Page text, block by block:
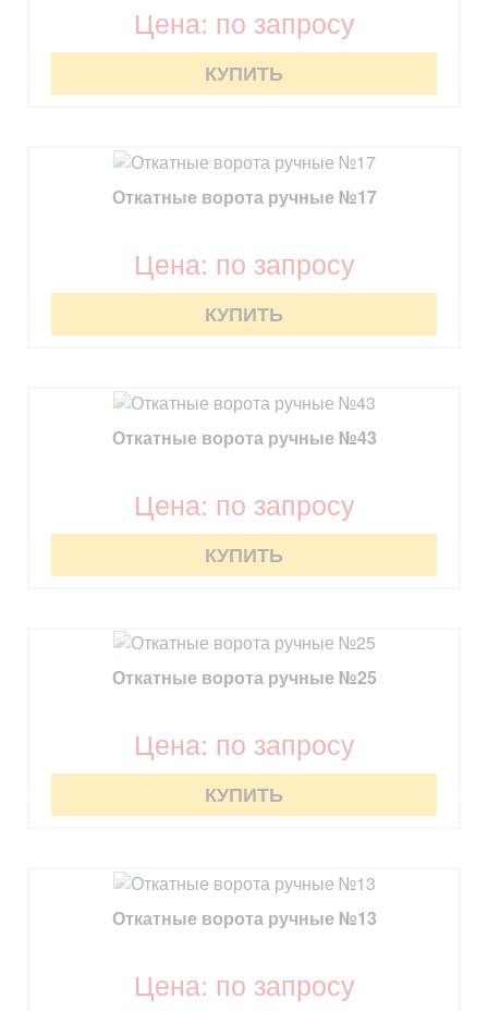
Цена: по запросу
КУПИТЬ
Откатные ворота ручные №17
Цена: по запросу
КУПИТЬ
Откатные ворота ручные №43
Цена: по запросу
КУПИТЬ
Откатные ворота ручные №25
Цена: по запросу
КУПИТЬ
Откатные ворота ручные №13
Цена: по запросу